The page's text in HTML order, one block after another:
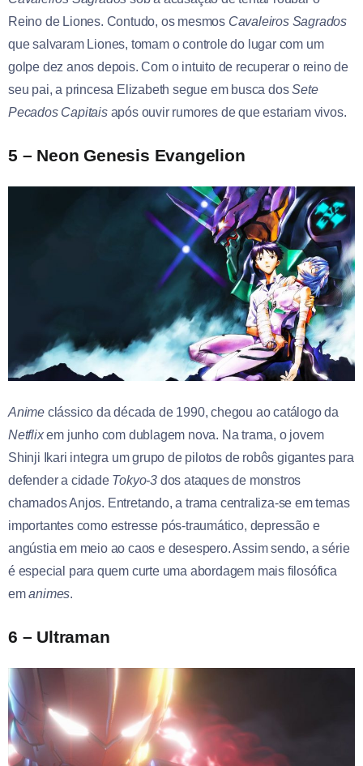
Reino de Liones. Contudo, os mesmos Cavaleiros Sagrados
que salvaram Liones, tomam o controle do lugar com um
golpe dez anos depois. Com o intuito de recuperar o reino de
seu pai, a princesa Elizabeth segue em busca dosSete
Pecados Capitaisapós ouvir rumores de que estariam vivos.
5 – Neon Genesis Evangelion
Anime clássico da década de 1990, chegou ao catálogo da
Netflixem junho com dublagem nova. Na trama, o jovem
Shinji Ikari integra um grupo de pilotos de robôs gigantes para
defender a cidade Tokyo-3 dos ataques de monstros
chamados Anjos. Entretando, a trama centraliza-se em temas
importantes como estresse pós-traumático, depressão e
angústia em meio ao caos e desespero. Assim sendo, a série
é especial para quem curte uma abordagem mais filosófica
emanimes.
6 – Ultraman